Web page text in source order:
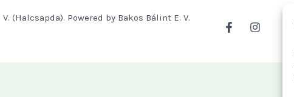
(Halcsapda). Powered by Bakos Bálint E. V.